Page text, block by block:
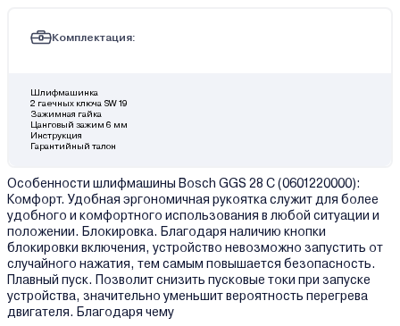
Комплектация:
Шлифмашинка
2 гаечных ключа SW 19
Зажимная гайка
Цанговый зажим 6 мм
Инструкция
Гарантийный талон
Особенности шлифмашины Bosch GGS 28 C (0601220000):
Комфорт. Удобная эргономичная рукоятка служит для более
удобного и комфортного использования в любой ситуации и
положении. Блокировка. Благодаря наличию кнопки
блокировки включения, устройство невозможно запустить от
случайного нажатия, тем самым повышается безопасность.
Плавный пуск. Позволит снизить пусковые токи при запуске
устройства, значительно уменьшит вероятность перегрева
двигателя. Благодаря чему